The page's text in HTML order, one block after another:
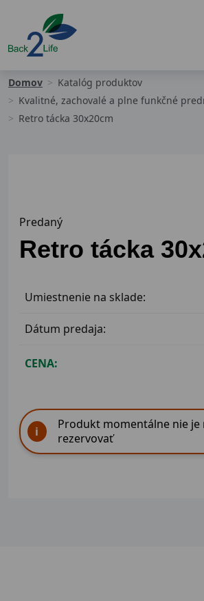
Domov
Katalóg produktov
Kvalitné, zachovalé a plne funkčné
Retro tácka 30x20cm
Predaný
Retro tácka
Umiestnenie na sklade:
Dátum predaja:
CENA:
Produkt momentálne nie je
rezervovať